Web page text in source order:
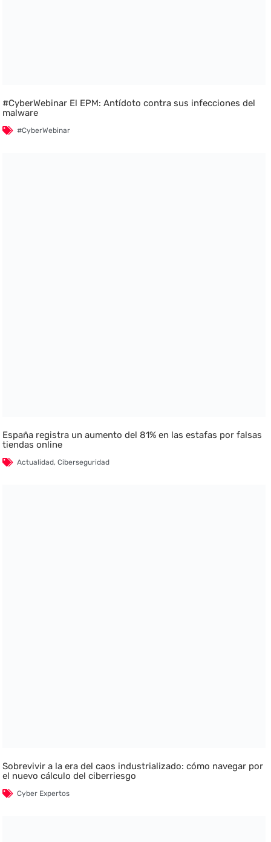
#CyberWebinar El EPM: Antídoto contra sus infecciones del
malware
#CyberWebinar
España registra un aumento del 81% en las estafas por falsas
tiendas online
Actualidad,Ciberseguridad
Sobrevivir a la era del caos industrializado: cómo navegar por
el nuevo cálculo del ciberriesgo
Cyber Expertos